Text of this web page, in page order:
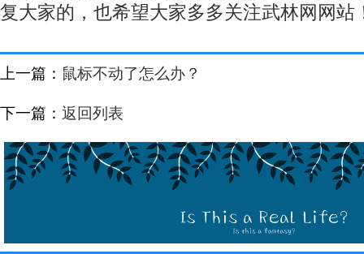
复大家的，也希望大家多多关注武林网网站
上一篇： 鼠标不动了怎么办？
下一篇： 返回列表